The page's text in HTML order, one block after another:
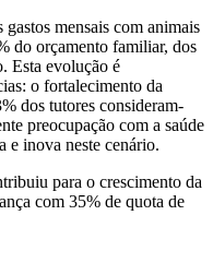
mensais com animais
do orçamento familiar, dos
Esta evolução é
o fortalecimento da
dos tutores consideram-
preocupação com a saúde
e inova neste cenário.
para o crescimento da
com 35% de quota de